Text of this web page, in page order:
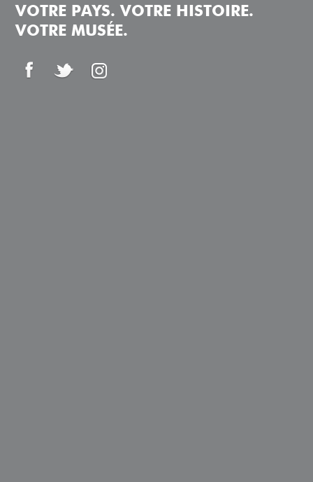
VOTRE PAYS. VOTRE HISTOIRE.
VOTRE MUSÉE.